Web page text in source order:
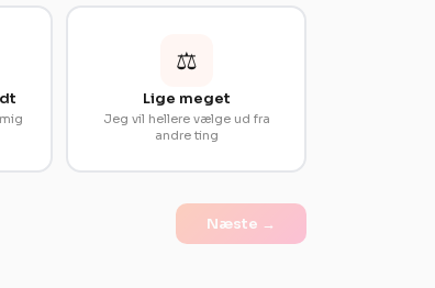
⚖️
Lige meget
Jeg vil hellere vælge ud fra
andre ting
Næste →